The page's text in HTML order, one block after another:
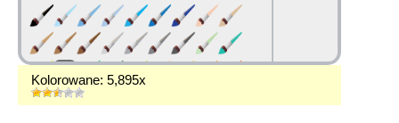
Kolorowane: 5,895x